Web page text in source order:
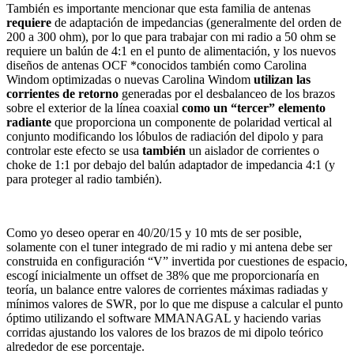
También es importante mencionar que esta familia de antenas
requiere de adaptación de impedancias (generalmente del orden de
200 a 300 ohm), por lo que para trabajar con mi radio a 50 ohm se
requiere un balún de 4:1 en el punto de alimentación, y los nuevos
diseños de antenas OCF *conocidos también como Carolina
Windom optimizadas o nuevas Carolina Windom utilizan las
corrientes de retorno generadas por el desbalanceo de los brazos
sobre el exterior de la línea coaxial como un “tercer” elemento
radiante que proporciona un componente de polaridad vertical al
conjunto modificando los lóbulos de radiación del dipolo y para
controlar este efecto se usa también un aislador de corrientes o
choke de 1:1 por debajo del balún adaptador de impedancia 4:1 (y
para proteger al radio también).
Como yo deseo operar en 40/20/15 y 10 mts de ser posible,
solamente con el tuner integrado de mi radio y mi antena debe ser
construida en configuración “V” invertida por cuestiones de espacio,
escogí inicialmente un offset de 38% que me proporcionaría en
teoría, un balance entre valores de corrientes máximas radiadas y
mínimos valores de SWR, por lo que me dispuse a calcular el punto
óptimo utilizando el software MMANAGAL y haciendo varias
corridas ajustando los valores de los brazos de mi dipolo teórico
alrededor de ese porcentaje.